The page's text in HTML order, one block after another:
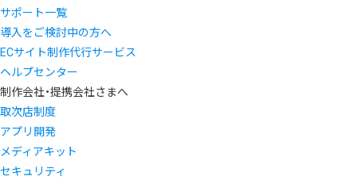
サポート一覧
導入をご検討中の方へ
ECサイト制作代行サービス
ヘルプセンター
制作会社・提携会社さまへ
取次店制度
アプリ開発
メディアキット
セキュリティ